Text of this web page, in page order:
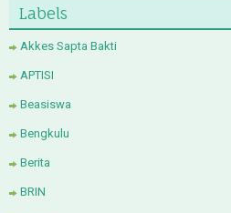
Labels
Akkes Sapta Bakti
APTISI
Beasiswa
Bengkulu
Berita
BRIN